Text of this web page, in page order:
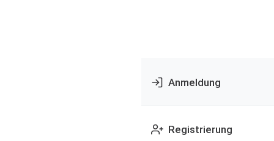
Anmeldung
Registrierung